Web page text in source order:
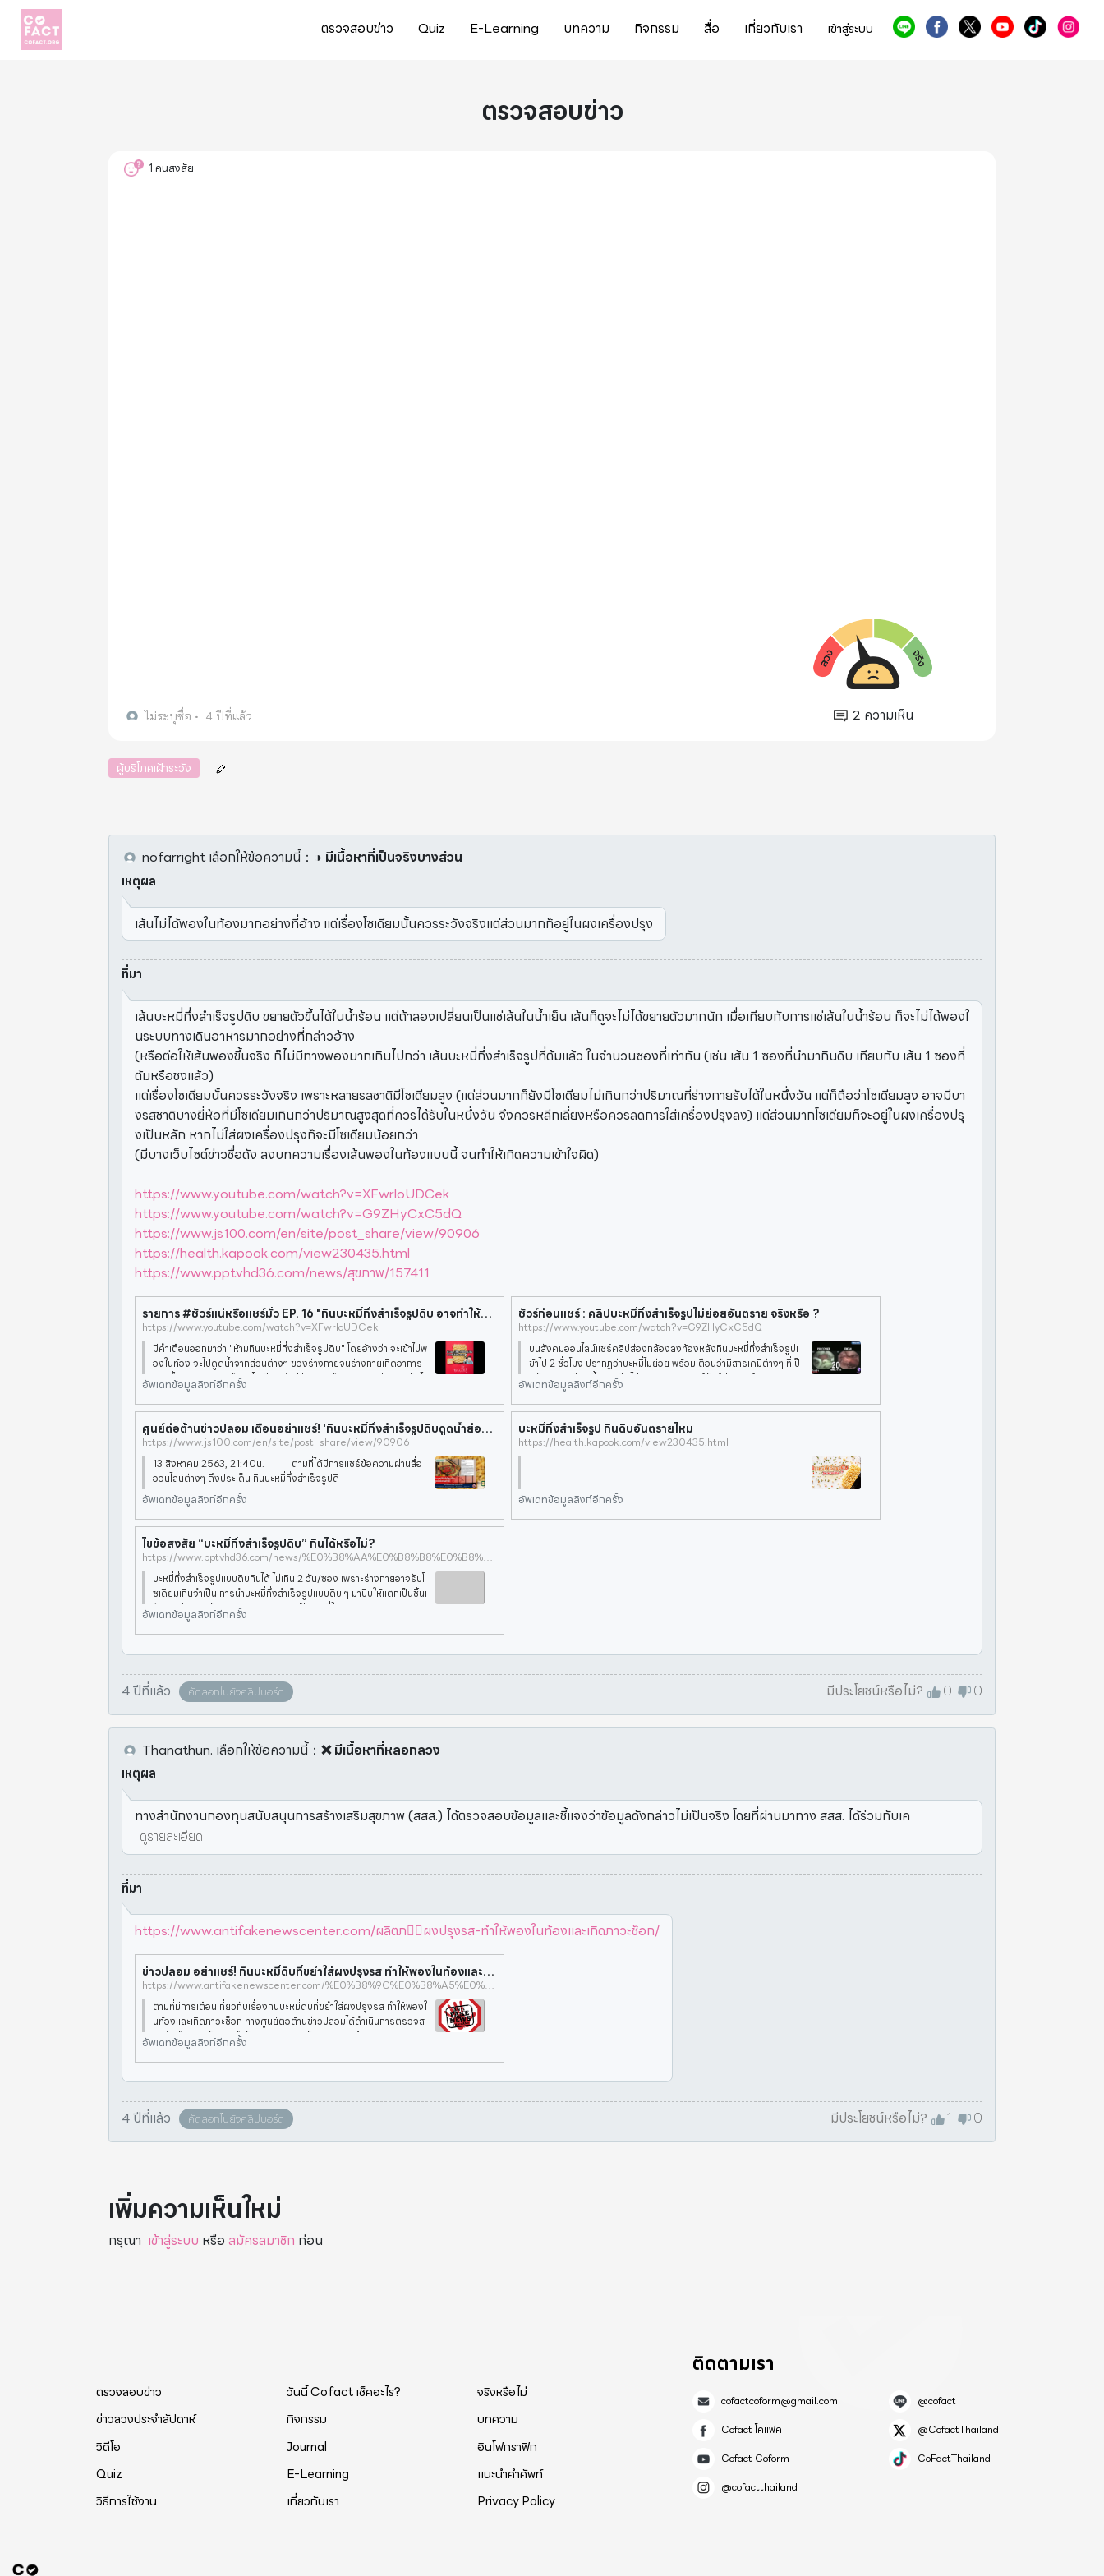
ตรวจสอบข่าว Quiz E-Learning บทความ กิจกรรม สื่อ เกี่ยวกับเรา เข้าสู่ระบบ
ตรวจสอบข่าว
1คนสงสัย
ไม่ระบุชื่อ • 4 ปีที่แล้ว 2 ความเห็น
ผู้บริโภคเฝ้าระวัง
nofarright เลือกให้ข้อความนี้： ◑ มีเนื้อหาที่เป็นจริงบางส่วน
เหตุผล
เส้นไม่ได้พองในท้องมากอย่างที่อ้าง แต่เรื่องโซเดียมนั้นควรระวังจริงแต่ส่วนมากก็อยู่ในผงเครื่องปรุง
ที่มา
เส้นบะหมี่กึ่งสำเร็จรูปดิบ ขยายตัวขึ้นได้ในน้ำร้อน แต่ถ้าลองเปลี่ยนเป็นแช่เส้นในน้ำเย็น เส้นก็ดูจะไม่ได้ขยายตัวมากนัก เมื่อเทียบกับการแช่เส้นในน้ำร้อน ก็จะไม่ได้พองใ
นระบบทางเดินอาหารมากอย่างที่กล่าวอ้าง
(หรือต่อให้เส้นพองขึ้นจริง ก็ไม่มีทางพองมากเกินไปกว่า เส้นบะหมี่กึ่งสำเร็จรูปที่ต้มแล้ว ในจำนวนซองที่เท่ากัน (เช่น เส้น 1 ซองที่นำมากินดิบ เทียบกับ เส้น 1 ซองที่
ต้มหรือชงแล้ว)
แต่เรื่องโซเดียมนั้นควรระวังจริง เพราะหลายรสชาติมีโซเดียมสูง (แต่ส่วนมากก็ยังมีโซเดียมไม่เกินกว่าปริมาณที่ร่างกายรับได้ในหนึ่งวัน แต่ก็ถือว่าโซเดียมสูง อาจมีบา
งรสชาติบางยี่ห้อที่มีโซเดียมเกินกว่าปริมาณสูงสุดที่ควรได้รับในหนึ่งวัน จึงควรหลีกเลี่ยงหรือควรลดการใส่เครื่องปรุงลง) แต่ส่วนมากโซเดียมก็จะอยู่ในผงเครื่องปรุ
งเป็นหลัก หากไม่ใส่ผงเครื่องปรุงก็จะมีโซเดียมน้อยกว่า
(มีบางเว็บไซต์ข่าวชื่อดัง ลงบทความเรื่องเส้นพองในท้องแบบนี้ จนทำให้เกิดความเข้าใจผิด)
https://www.youtube.com/watch?v=XFwrloUDCek
https://www.youtube.com/watch?v=G9ZHyCxC5dQ
https://www.js100.com/en/site/post_share/view/90906
https://health.kapook.com/view230435.html
https://www.pptvhd36.com/news/สุขภาพ/157411
รายการ #ชัวร์แน่หรือแชร์มั่ว EP. 16 "กินบะหมี่กึ่งสำเร็จรูปดิบ อาจทำให้ถึงตาย จริงหรือ ? "
https://www.youtube.com/watch?v=XFwrloUDCek
มีคำเตือนออกมาว่า "ห้ามกินบะหมี่กึ่งสำเร็จรูปดิบ" โดยอ้างว่า จะเข้าไปพ
องในท้อง จะไปดูดน้ำจากส่วนต่างๆ ของร่างกายจนร่างกายเกิดอาการ
ขาดน้ำ อาจเกิดภาวะช็อค โซเดียมเข้าสู่ร่างกายเต็มๆ สูงเกินปริมาณรับไ
หว
อัพเดทข้อมูลลิงก์อีกครั้ง
ชัวร์ก่อนแชร์ : คลิปบะหมี่กึ่งสำเร็จรูปไม่ย่อยอันตราย จริงหรือ ?
https://www.youtube.com/watch?v=G9ZHyCxC5dQ
บนสังคมออนไลน์แชร์คลิปส่องกล้องลงท้องหลังกินบะหมี่กึ่งสำเร็จรูปเ
ข้าไป 2 ชั่วโมง ปรากฏว่าบะหมี่ไม่ย่อย พร้อมเตือนว่ามีสารเคมีต่างๆ ที่เป็
นอันตราย เรื่องนี้จริงหรือไม่ ติดตามจากศูนย์ชัวร์ก่อนแชร์ คลิกช
อัพเดทข้อมูลลิงก์อีกครั้ง
ศูนย์ต่อต้านข่าวปลอม เตือนอย่าแชร์! 'กินบะหมี่กึ่งสำเร็จรูปดิบดูดน้ำย่อยในลำไส้' เป็นข้อมูลเท็จ
https://www.js100.com/en/site/post_share/view/90906
13 สิงหาคม 2563, 21:40น. ตามที่ได้มีการแชร์ข้อความผ่านสื่อ
ออนไลน์ต่างๆ ถึงประเด็น กินบะหมี่กึ่งสำเร็จรูปดิ
อัพเดทข้อมูลลิงก์อีกครั้ง
บะหมี่กึ่งสำเร็จรูป กินดิบอันตรายไหม
https://health.kapook.com/view230435.html
อัพเดทข้อมูลลิงก์อีกครั้ง
ไขข้อสงสัย “บะหมี่กึ่งสำเร็จรูปดิบ” กินได้หรือไม่?
https://www.pptvhd36.com/news/%E0%B8%AA%E0%B8%B8%E0%B8%82%E0%B8%A0%E0%B8%B2%E0%B8%9E/157411
บะหมี่กึ่งสำเร็จรูปแบบดิบกินได้ ไม่เกิน 2 วัน/ซอง เพราะร่างกายอาจรับโ
ซเดียมเกินจำเป็น การนำบะหมี่กึ่งสำเร็จรูปแบบดิบ ๆ มาบีบให้แตกเป็นชิ้นเ
ล็ก ๆ แล้วคลุกกับผงปรุงรส คงกลายเป็นเมนูที่ใครหลาย ๆ เคยลิ
อัพเดทข้อมูลลิงก์อีกครั้ง
4 ปีที่แล้ว คัดลอกไปยังคลิปบอร์ด มีประโยชน์หรือไม่? 0 0
Thanathun. เลือกให้ข้อความนี้： ❌ มีเนื้อหาที่หลอกลวง
เหตุผล
ทางสำนักงานกองทุนสนับสนุนการสร้างเสริมสุขภาพ (สสส.) ได้ตรวจสอบข้อมูลและชี้แจงว่าข้อมูลดังกล่าวไม่เป็นจริง โดยที่ผ่านมาทาง สสส. ได้ร่วมกับเค
ดูรายละเอียด
ที่มา
https://www.antifakenewscenter.com/ผลิตภ⋯่ผงปรุงรส-ทำให้พองในท้องและเกิดภาวะช็อก/
ข่าวปลอม อย่าแชร์! กินบะหมี่ดิบที่ขยำใส่ผงปรุงรส ทำให้พองในท้องและเกิดภาวะช็อก | ศูนย์ต่อต้านข่าวปลอม
https://www.antifakenewscenter.com/%E0%B8%9C%E0%B8%A5%E0%B8%B4%E0%B8%95%E0%B8%A0%E0%B8%B1%E0%B8%93%E0%B8%91%E0%B9%8C%E0%B8%AA%E0%B8%B8%E0%B8%82%E0%B8%A0%E0%B8%B2%E0%B8%9E/%E0%B8%82%E0%B9%88%E0%B8%B2%E0%B8%A7%E0%B8%9B%E0%B8%A5%E0%B8%AD%E0%B8%A1-%E0%B8%AD%E0%B8%A2%E0%B9%88%E0%B8%B2%E0%B9%81%E0%B8%8A%E0%B8%A3%E0%B9%8C-%E0%B8%81%E0%B8%B4%E0%B8%99%E0%B8%9A%E0%B8%B0%E0%B8%AB%E0%B8%A1%E0%B8%B5%E0%B9%88%E0%B8%94%E0%B8%B4%E0%B8%9A%E0%B8%97%E0%B8%B5%E0%B9%88%E0%B8%82%E0%B8%A2%E0%B8%B3%E0%B9%83%E0%B8%AA%E0%B9%88%E0%B8%9C%E0%B8%87%E0%B8%9B%E0%B8%A3%E0%B8%B8%E0%B8%87%E0%B8%A3%E0%B8%AA-%E0%B8%97%E0%B8%B3%E0%B9%83%E0%B8%AB%E0%B9%89%E0%B8%9E%E0%B8%AD%E0%B8%87%E0%B9%83%E0%B8%99%E0%B8%97%E0%B9%89%E0%B8%AD%E0%B8%87%E0%B9%81%E0%B8%A5%E0%B8%B0%E0%B9%80%E0%B8%81%E0%B8%B4%E0%B8%94%E0%B8%A0%E0%B8%B2%E0%B8%A7%E0%B8%B0%E0%B8%8A%E0%B9%87%E0%B8%AD%E0%B8%81/
ตามที่มีการเตือนเกี่ยวกับเรื่องกินบะหมี่ดิบที่ขยำใส่ผงปรุงรส ทำให้พองใ
นท้องและเกิดภาวะช็อก ทางศูนย์ต่อต้านข่าวปลอมได้ดำเนินการตรวจส
อบข้อเท็จจริงกับทางสำนักงานกองทุนสนับสนุนการสร้างเสริมสุขภาพ
(สสส.) พ
อัพเดทข้อมูลลิงก์อีกครั้ง
4 ปีที่แล้ว คัดลอกไปยังคลิปบอร์ด มีประโยชน์หรือไม่? 1 0
เพิ่มความเห็นใหม่
กรุณา เข้าสู่ระบบ หรือ สมัครสมาชิก ก่อน
ตรวจสอบข่าว วันนี้ Cofact เช็คอะไร?
จริงหรือไม่
ข่าวลวงประจำสัปดาห์
กิจกรรม
บทความ
วิดีโอ
Journal
อินโฟกราฟิก
Quiz
E-Learning
แนะนำคำศัพท์
วิธีการใช้งาน
เกี่ยวกับเรา Privacy Policy
ติดตามเรา
cofactcoform@gmail.com
@cofact
Cofact โคแฟค
@CofactThailand
Cofact Coform
CoFactThailand
@cofactthailand